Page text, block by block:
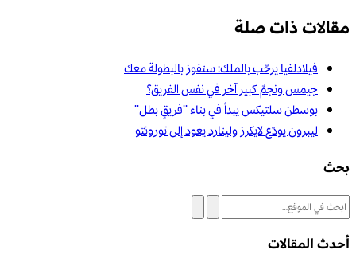
مقالات ذات صلة
فيلادلفيا يرحّب بالملك: سنفوز بالبطولة معك
جيمس ونجمٌ كبير آخر في نفس الفريق؟
بوسطن سلتيكس يبدأ في بناء “فريقٍ بطل”
ليبرون يودّع لايكرز ولينارد يعود إلى تورونتو
بحث
أحدث المقالات